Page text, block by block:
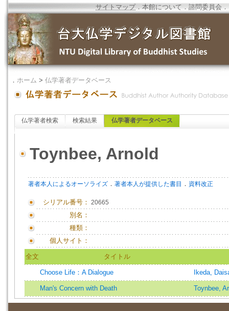
サイトマップ．本館について ．諮問委員会 ．
． ホーム > 仏学著者データベース
仏学著者検索 検索結果 仏学著者データベース
Toynbee, Arnold
著者本人によるオーソライズ ． 著者本人が提供した書目 ． 資料改正
シリアル番号： 20665
別名：
種類：
個人サイト：
全文 タイトル
Choose Life：A Dialogue Ikeda,
Man's Concern with Death Toynbee,